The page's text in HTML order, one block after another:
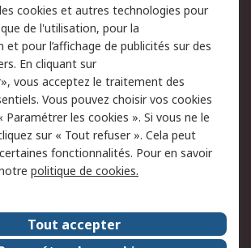
Support technique
Sécurité des e-mails
Mise à
Conditions générales
de vente
cookies et autres technologies pour
de l'utilisation, pour la
et pour l’affichage de publicités sur des
En cliquant sur
vous acceptez le traitement des
Vous pouvez choisir vos cookies
Paramétrer les cookies ». Si vous ne le
sur « Tout refuser ». Cela peut
fonctionnalités. Pour en savoir
politique de cookies.
Tout accepter